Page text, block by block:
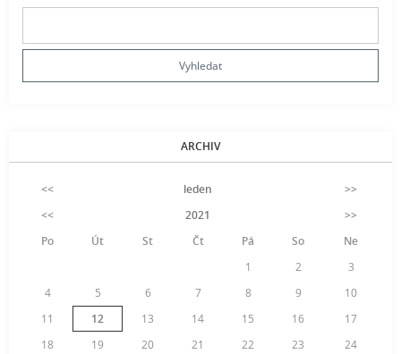
ARCHIV
<< leden
>>
<<
2021
>>
Po
Út St Čt Pá So
Ne
1
2
3
4
5 6 7 8 9
10
11
12 13 14 15 16
17
18
19 20 21 22 23
24